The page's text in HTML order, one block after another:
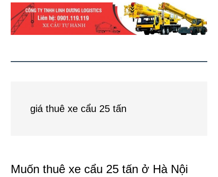
giá thuê xe cẩu 25 tấn
Muốn thuê xe cẩu 25 tấn ở Hà Nội